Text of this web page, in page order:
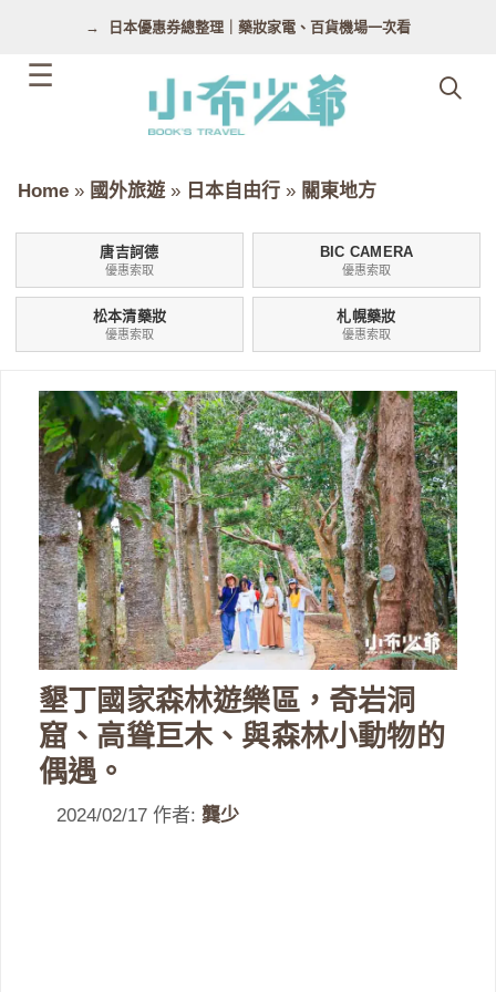
日本優惠券總整理｜藥妝家電、百貨機場一次看
Home » 國外旅遊 » 日本自由行 » 關東地方
唐吉訶德
優惠索取
BIC CAMERA
優惠索取
松本清藥妝
優惠索取
札幌藥妝
優惠索取
墾丁國家森林遊樂區，奇岩洞
窟、高聳巨木、與森林小動物的
偶遇。
2024/02/17 作者: 龔少